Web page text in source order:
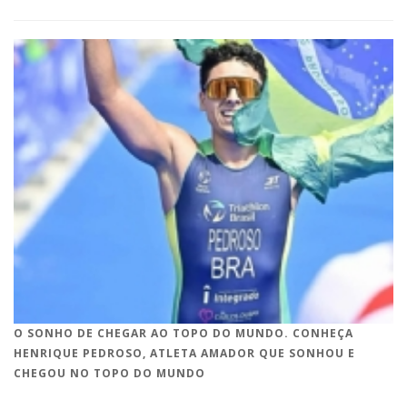
O SONHO DE CHEGAR AO TOPO DO MUNDO. CONHEÇA
HENRIQUE PEDROSO, ATLETA AMADOR QUE SONHOU E
CHEGOU NO TOPO DO MUNDO